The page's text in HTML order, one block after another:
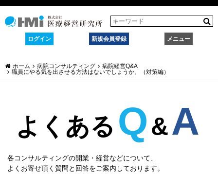
ログイン 新規会員登録 メニュー
ホーム 病院コンサルティング
病院経営Q&A
職員にやる気を出させる方法はないでしょうか。（対策編）
よくある Q&A
各コンサルティングの開業・経営などについて、
よくお寄せ頂く質問と回答をご案内しております。